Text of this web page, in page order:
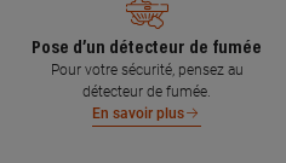
Pose d’un détecteur de fumée
Pour votre sécurité, pensez au
détecteur de fumée.
En savoir plus